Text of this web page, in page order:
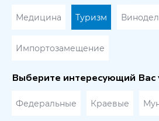
Медицина Туризм
Импортозамещение
Выберите интересующий Вас
Федеральные Краевые